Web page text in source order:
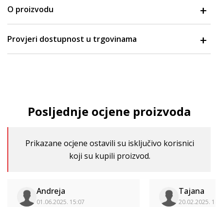
O proizvodu
Provjeri dostupnost u trgovinama
Posljednje ocjene proizvoda
Prikazane ocjene ostavili su isključivo korisnici
koji su kupili proizvod.
Andreja
01.06.2025. 15:07
Tajana
20.02.2025.